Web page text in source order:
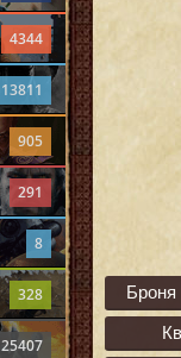
4344
13811
905
291
8
328
25407